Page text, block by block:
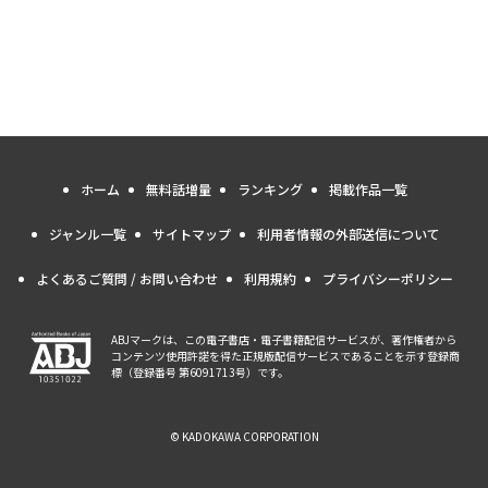
ホーム 無料話増量 ランキング 掲載作品一覧
ジャンル一覧 サイトマップ 利用者情報の外部送信について
よくあるご質問 / お問い合わせ 利用規約 プライバシーポリシー
ABJマークは、この電子書店・電子書籍配信サービスが、著作権者から
コンテンツ使用許諾を得た正規版配信サービスであることを示す登録商
標（登録番号 第6091713号）です。
© KADOKAWA CORPORATION